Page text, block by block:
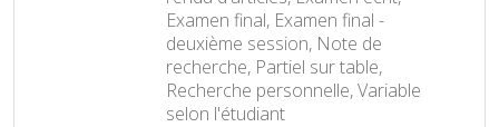
Examen final, Examen final -
deuxième session, Note de
recherche, Partiel sur table,
Recherche personnelle, Variable
selon l'étudiant